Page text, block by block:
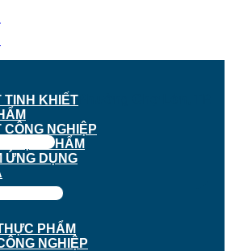
Trãi, Phường Chợ Lớn, TP.
TINH KHIẾT
CÔNG NGHIỆP
THỰC PHẨM
ỨNG DỤNG
PHẨM
NGHIỆP